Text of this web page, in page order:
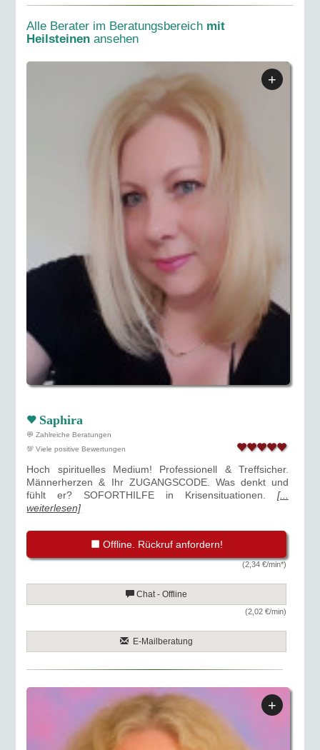
Alle Berater im Beratungsbereich mit
Heilsteinen ansehen
+
Saphira
💬 Zahlreiche Beratungen
💯 Viele positive Bewertungen
Hoch spirituelles Medium! Professionell & Treffsicher.
Männerherzen & Ihr ZUGANGSCODE. Was denkt und
fühlt er? SOFORTHILFE in Krisensituationen. [...
weiterlesen]
Offline. Rückruf anfordern!
(2,34 €/min*)
Chat - Offline
(2,02 €/min)
E-Mailberatung
+